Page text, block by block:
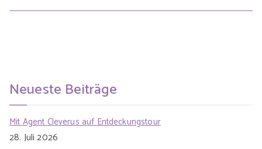
Neueste Beiträge
Mit Agent Cleverus auf Entdeckungstour
28. Juli 2026